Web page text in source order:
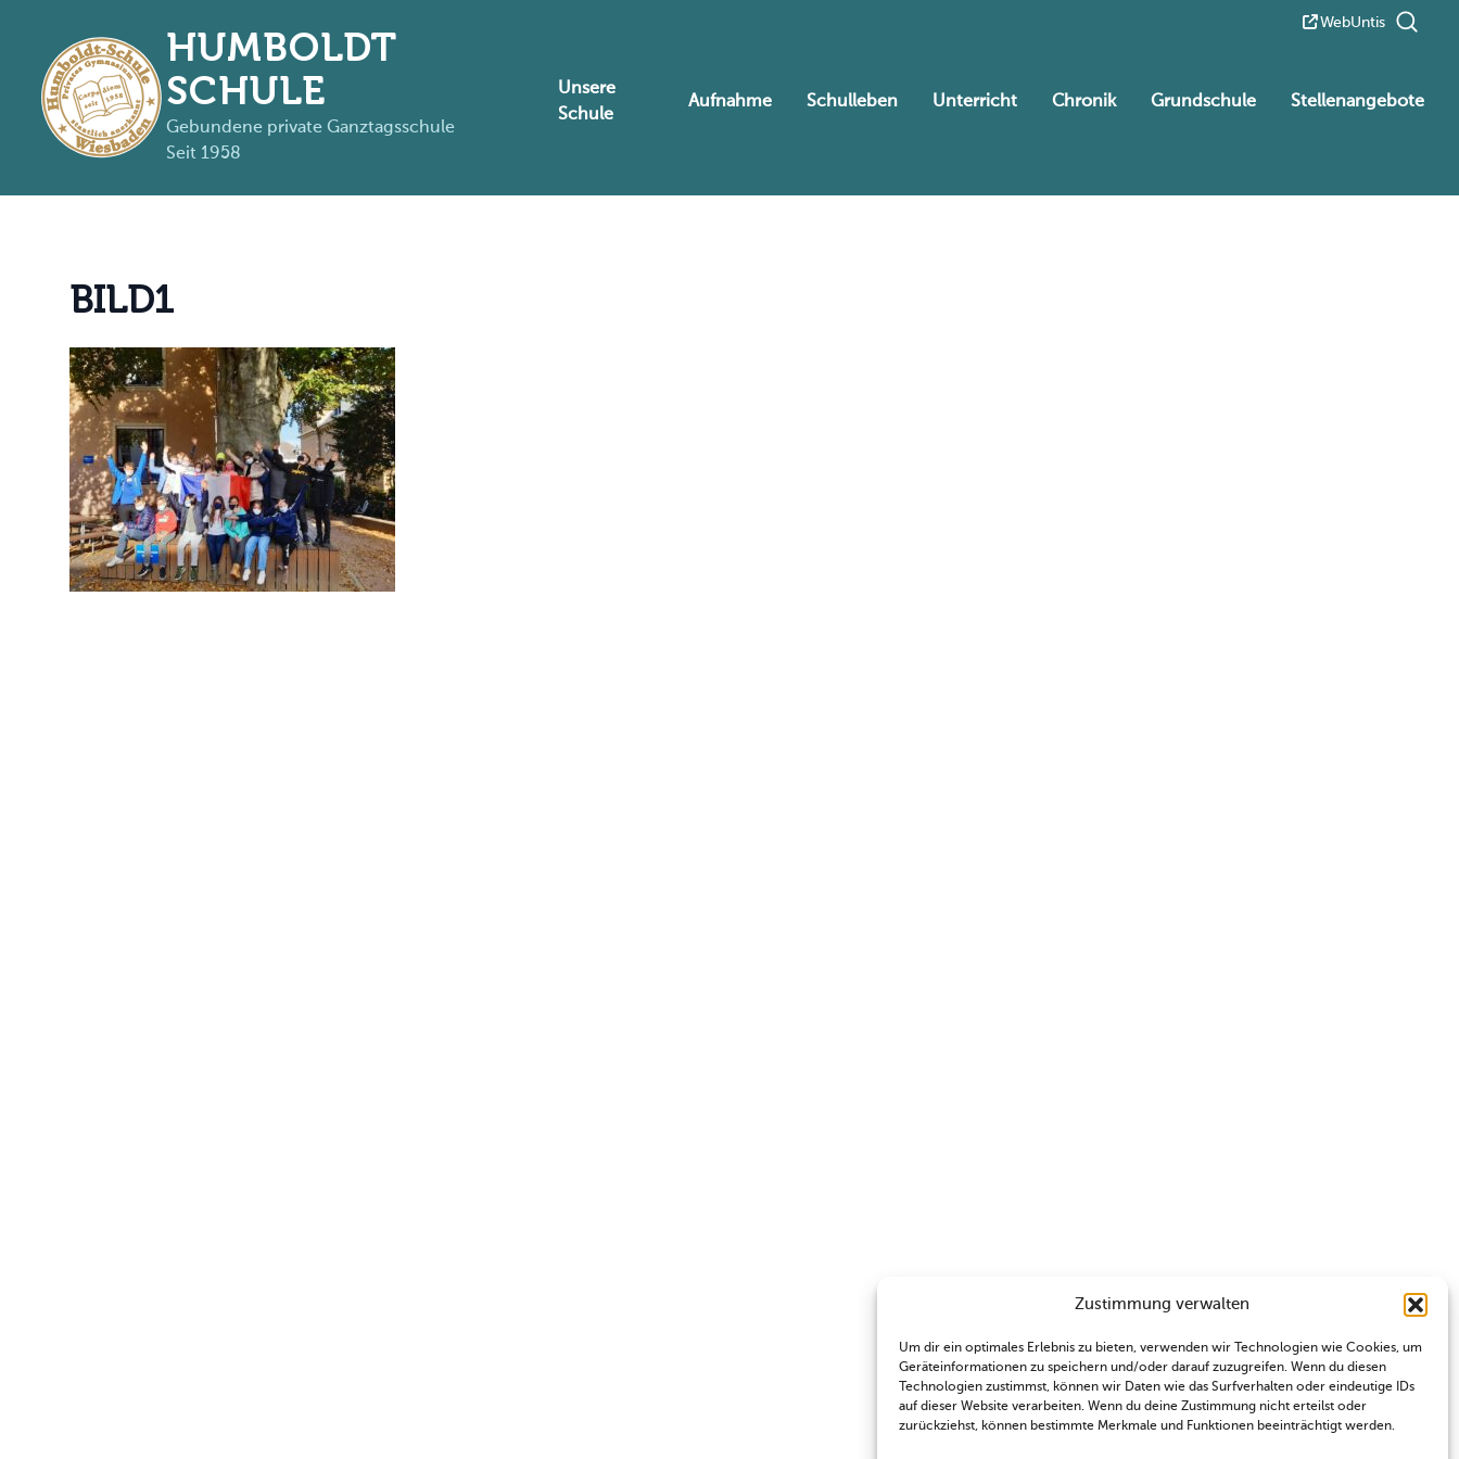
Zustimmung verwalten
Um dir ein optimales Erlebnis zu bieten, verwenden wir Technologien wie Cookies, um
Geräteinformationen zu speichern und/oder darauf zuzugreifen. Wenn du diesen
Technologien zustimmst, können wir Daten wie das Surfverhalten oder eindeutige IDs
auf dieser Website verarbeiten. Wenn du deine Zustimmung nicht erteilst oder
zurückziehst, können bestimmte Merkmale und Funktionen beeinträchtigt werden.
WebUntis
HUMBOLDT
SCHULE
Gebundene private Ganztagsschule
Seit 1958
Unsere
Schule
Aufnahme Schulleben Unterricht Chronik Grundschule Stellenangebote
BILD1